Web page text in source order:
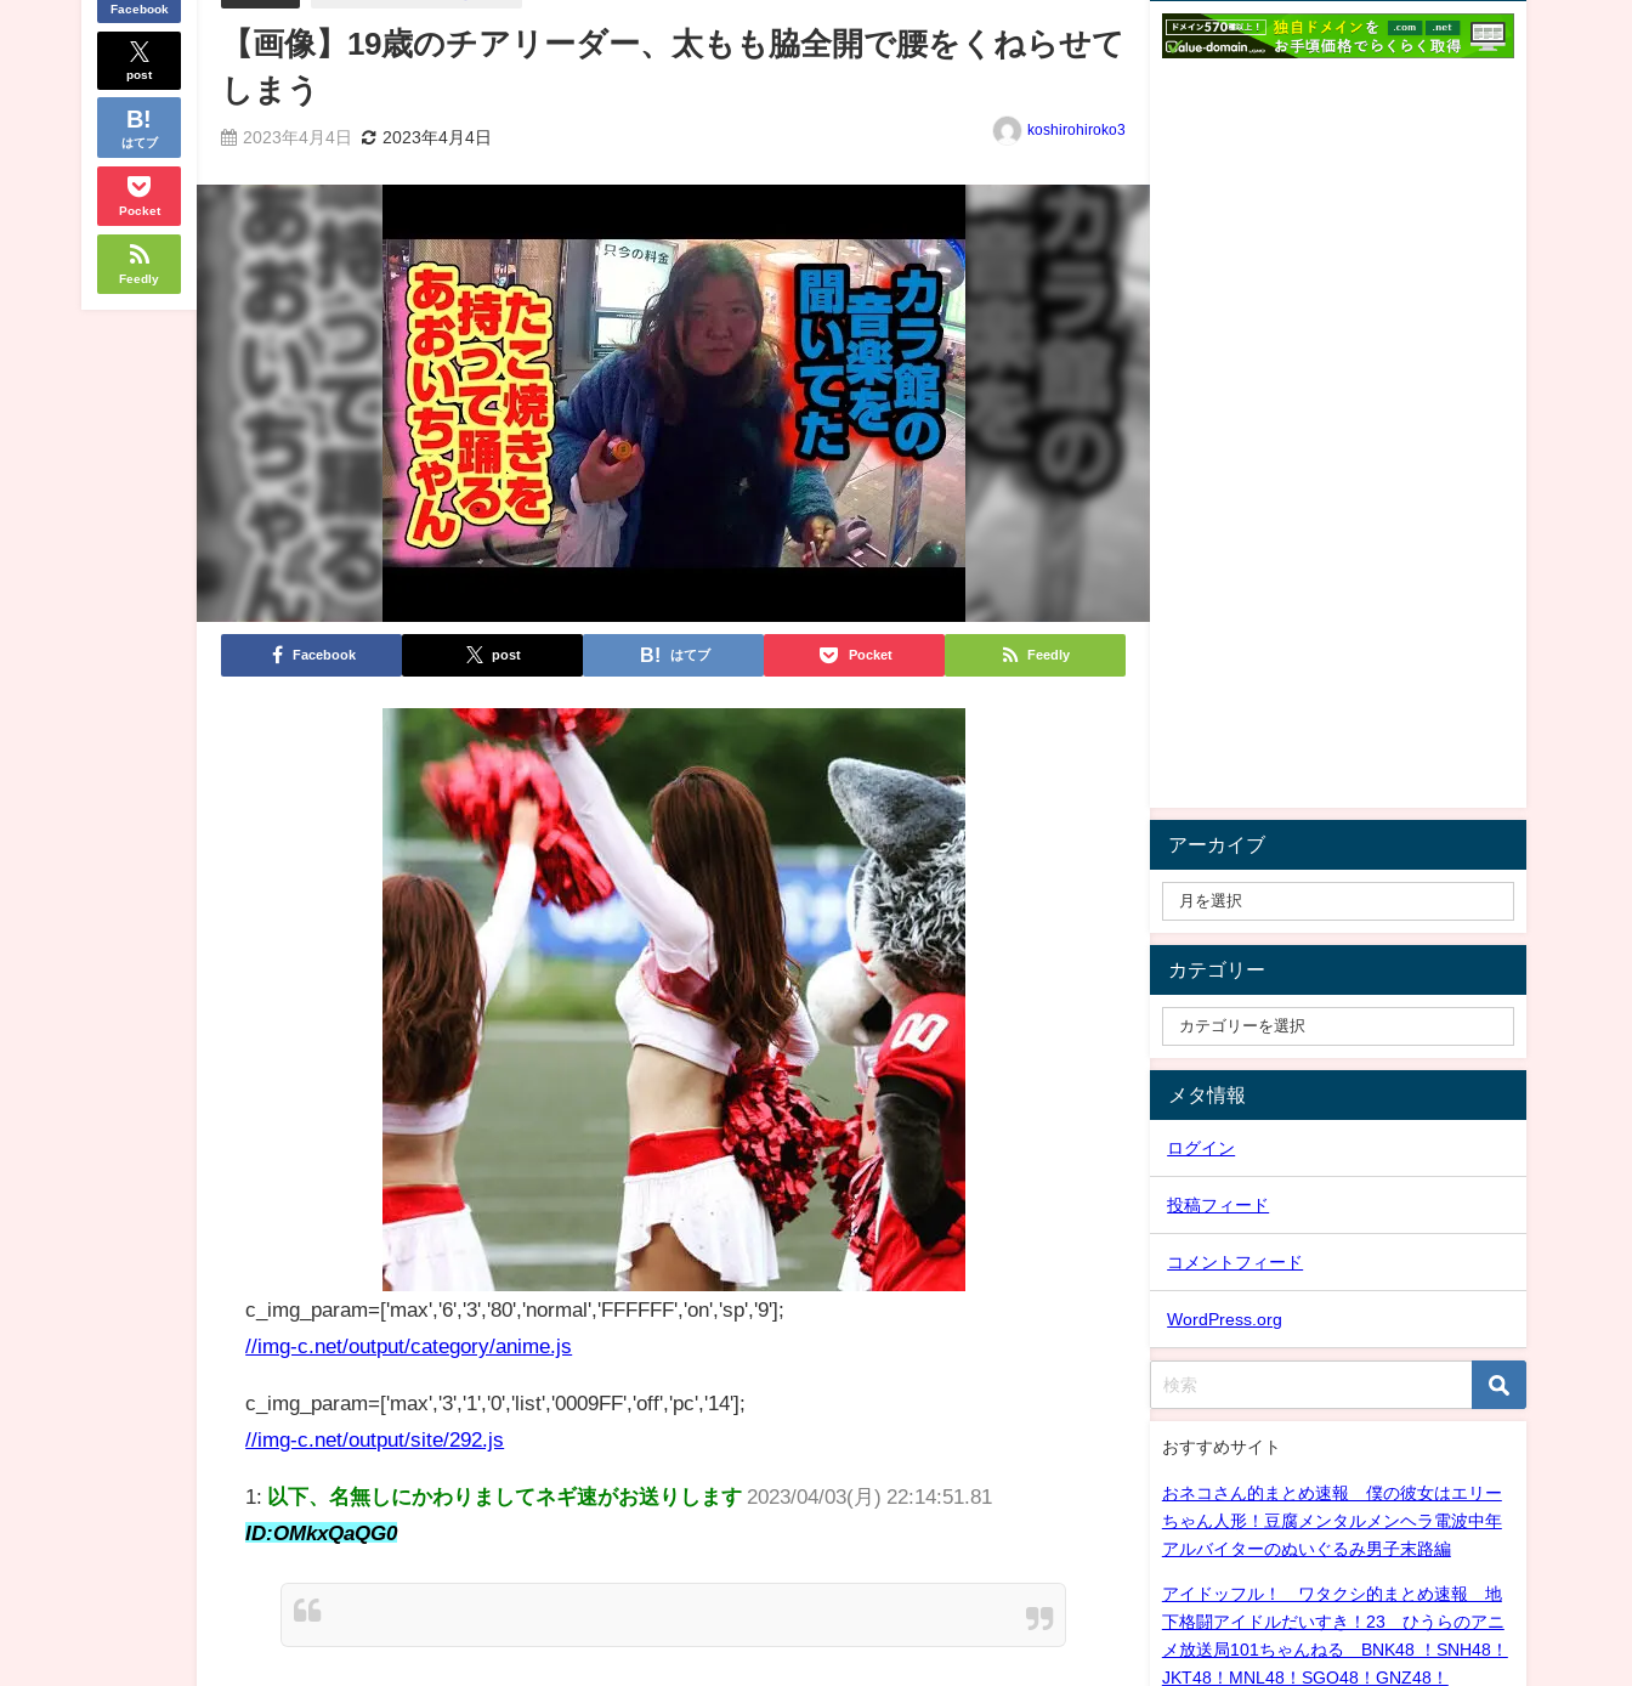
Facebook
post
はてブ
Pocket
Feedly
【画像】19歳のチアリーダー、太もも脇全開で腰をくねらせて
しまう
2023年4月4日 2023年4月4日 koshirohiroko3
Facebook post はてブ Pocket Feedly
c_img_param=['max','6','3','80','normal','FFFFFF','on','sp','9'];
//img-c.net/output/category/anime.js
c_img_param=['max','3','1','0','list','0009FF','off','pc','14'];
//img-c.net/output/site/292.js
1: 以下、名無しにかわりましてネギ速がお送りします 2023/04/03(月) 22:14:51.81
ID:OMkxQaQG0
アーカイブ
カテゴリー
メタ情報
ログイン
投稿フィード
コメントフィード
WordPress.org
おすすめサイト
おネコさん的まとめ速報 僕の彼女はエリー
ちゃん人形！豆腐メンタルメンヘラ電波中年
アルバイターのぬいぐるみ男子末路編
アイドッフル！ ワタクシ的まとめ速報 地
下格闘アイドルだいすき！23 ひうらのアニ
メ放送局101ちゃんねる BNK48 ！SNH48！
JKT48！MNL48！SGO48！GNZ48！